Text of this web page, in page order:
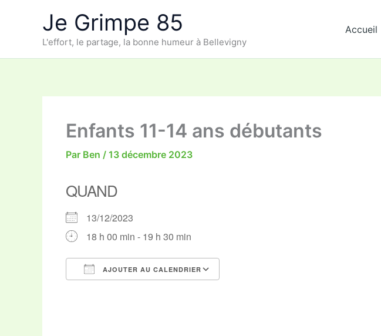
Je Grimpe 85
L'effort, le partage, la bonne humeur à Bellevigny
Accueil
Enfants 11-14 ans débutants
Par Ben / 13 décembre 2023
QUAND
13/12/2023
18 h 00 min - 19 h 30 min
AJOUTER AU CALENDRIER